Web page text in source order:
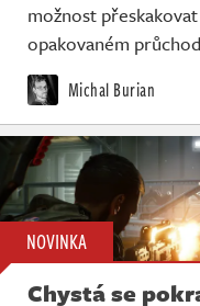
možnost
opakovaném
Michal Burian
NOVINKA
Chystá se